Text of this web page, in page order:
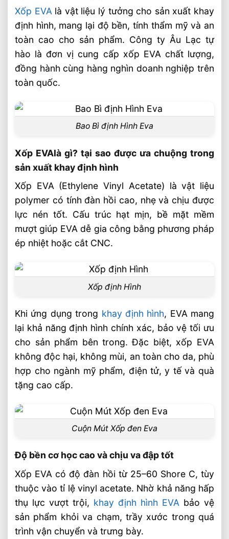
trong sản xuất khay định hình
Độ bền cơ học cao và chịu va đập tốt
Bề mặt mịn, dễ gia công và định hình
chính xác
Trọng lượng nhẹ, tiết kiệm chi phí vận
chuyển
hóa chất
Thân thiện với môi trường và an toàn cho
Ứng dụng của xốp EVA trong bao bì định
hình và các ngành công nghiệp
Công ty âu lạc trong sản xuất và cung ứng
xốp eva
🏭 Sản xuất và phân phối toàn quốc
📦 Chính sách dành cho đối tác & đại lý
Bài Viết Liên Quan
Xốp EVA Cách Nhiệt Cho Nhà Xưởng Hiệu
Xốp EVA Đen Cứng Độ Bền Cao Ứng
Dụng Lót Sàn Và Cách Âm
Thảm Thể Thao EVA 1mx1m Chịu Lực Cao
Từ Âu Lạc
Sản Xuất Thảm Thể Thao EVA Theo Kích
Thước 1mx1m
Theo Tiêu Chuẩn Kỹ Thuật
Nhà Cung Cấp Tấm EVA Foam Uy Tín Cho
Thảm Thể Thao EVA 1mx1m Phân Phối
Xốp Tấm EVA Công Nghiệp Nguồn Hàng
Ổn Định Quanh Năm
Xốp EVA là vật liệu lý tưởng cho sản xuất khay
định hình, mang lại độ bền, tính thẩm mỹ và an
toàn cao cho sản phẩm. Công ty Âu Lạc tự
hào là đơn vị cung cấp xốp EVA chất lượng,
đồng hành cùng hàng nghìn doanh nghiệp trên
toàn quốc.
Bao Bì định Hình Eva
Xốp EVAlà gì? tại sao được ưa chuộng trong
sản xuất khay định hình
Xốp EVA (Ethylene Vinyl Acetate) là vật liệu
polymer có tính đàn hồi cao, nhẹ và chịu được
lực nén tốt. Cấu trúc hạt mịn, bề mặt mềm
mượt giúp EVA dễ gia công bằng phương pháp
ép nhiệt hoặc cắt CNC.
Xốp định Hình
Khi ứng dụng trong khay định hình, EVA mang
lại khả năng định hình chính xác, bảo vệ tối ưu
cho sản phẩm bên trong. Đặc biệt, xốp EVA
không độc hại, không mùi, an toàn cho da, phù
hợp cho ngành mỹ phẩm, điện tử, y tế và quà
tặng cao cấp.
Cuộn Mút Xốp đen Eva
Độ bền cơ học cao và chịu va đập tốt
Xốp EVA có độ đàn hồi từ 25–60 Shore C, tùy
thuộc vào tỉ lệ vinyl acetate. Nhờ khả năng hấp
thụ lực vượt trội, khay định hình EVA bảo vệ
sản phẩm khỏi va chạm, trầy xước trong quá
trình vận chuyển và trưng bày.